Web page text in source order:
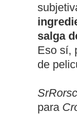
salga
Eso sí,
de
para